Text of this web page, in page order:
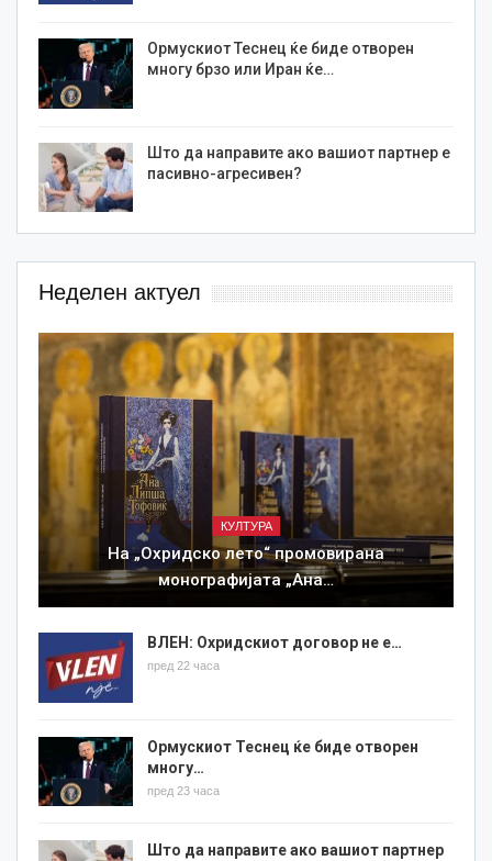
Ормускиот Теснец ќе биде отворен
многу брзо или Иран ќе…
Што да направите ако вашиот партнер е
пасивно-агресивен?
Неделен актуел
КУЛТУРА
На „Охридско лето“ промовирана
монографијата „Ана…
ВЛЕН: Охридскиот договор не е…
пред 22 часа
Ормускиот Теснец ќе биде отворен
многу…
пред 23 часа
Што да направите ако вашиот партнер